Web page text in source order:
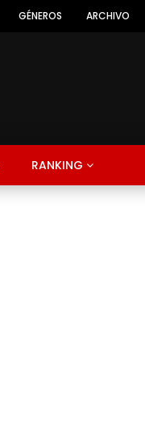
GÉNEROS ARCHIVO
RANKING